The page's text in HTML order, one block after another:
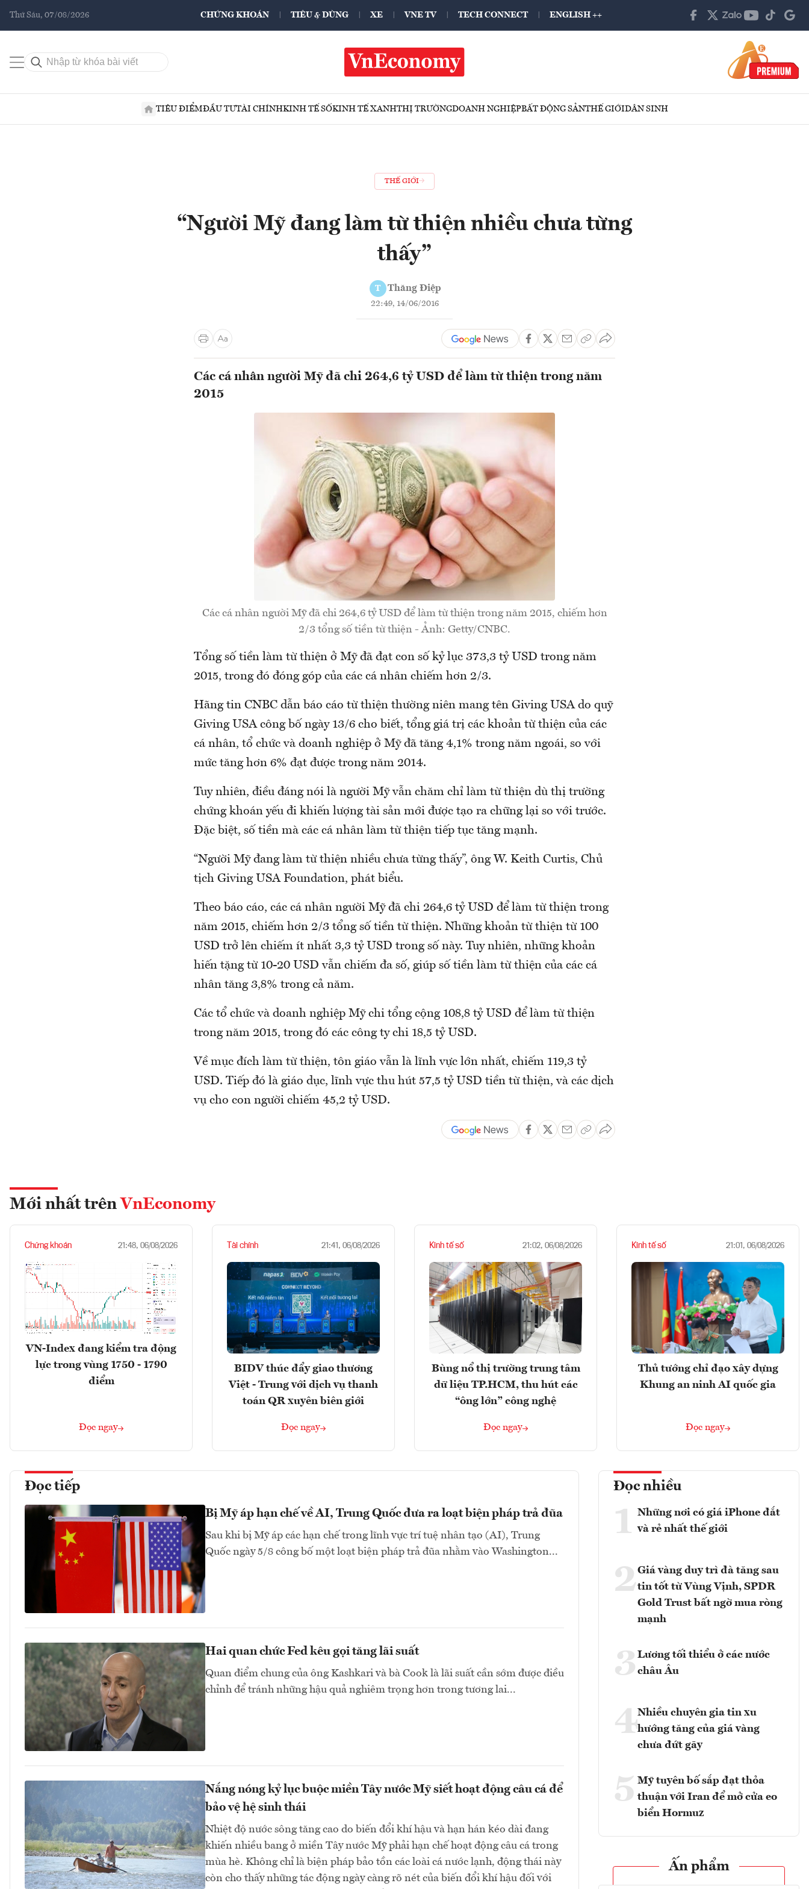
Thứ Sáu, 07/08/2026 CHỨNG KHOÁN TIÊU & DÙNG XE VNE TV TECH CONNECT ENGLISH ++
TIÊU ĐIỂMĐẦU TƯTÀI CHÍNHKINH TẾ SỐKINH TẾ XANHTHỊ TRƯỜNGDOANH NGHIỆPBẤT ĐỘNG SẢNTHẾ GIỚIDÂN SINH
THẾ GIỚI
“Người Mỹ đang làm từ thiện nhiều chưa từng
thấy”
T Thăng Điệp
22:49, 14/06/2016
Các cá nhân người Mỹ đã chi 264,6 tỷ USD để làm từ thiện trong năm
2015
Các cá nhân người Mỹ đã chi 264,6 tỷ USD để làm từ thiện trong năm 2015, chiếm hơn
2/3 tổng số tiền từ thiện - Ảnh: Getty/CNBC.
Tổng số tiền làm từ thiện ở Mỹ đã đạt con số kỷ lục 373,3 tỷ USD trong năm
2015, trong đó đóng góp của các cá nhân chiếm hơn 2/3.
Hãng tin CNBC dẫn báo cáo từ thiện thường niên mang tên Giving USA do quỹ
Giving USA công bố ngày 13/6 cho biết, tổng giá trị các khoản từ thiện của các
cá nhân, tổ chức và doanh nghiệp ở Mỹ đã tăng 4,1% trong năm ngoái, so với
mức tăng hơn 6% đạt được trong năm 2014.
Tuy nhiên, điều đáng nói là người Mỹ vẫn chăm chỉ làm từ thiện dù thị trường
chứng khoán yếu đi khiến lượng tài sản mới được tạo ra chững lại so với trước.
Đặc biệt, số tiền mà các cá nhân làm từ thiện tiếp tục tăng mạnh.
“Người Mỹ đang làm từ thiện nhiều chưa từng thấy”, ông W. Keith Curtis, Chủ
tịch Giving USA Foundation, phát biểu.
Theo báo cáo, các cá nhân người Mỹ đã chi 264,6 tỷ USD để làm từ thiện trong
năm 2015, chiếm hơn 2/3 tổng số tiền từ thiện. Những khoản từ thiện từ 100
USD trở lên chiếm ít nhất 3,3 tỷ USD trong số này. Tuy nhiên, những khoản
hiến tặng từ 10-20 USD vẫn chiếm đa số, giúp số tiền làm từ thiện của các cá
nhân tăng 3,8% trong cả năm.
Các tổ chức và doanh nghiệp Mỹ chi tổng cộng 108,8 tỷ USD để làm từ thiện
trong năm 2015, trong đó các công ty chi 18,5 tỷ USD.
Về mục đích làm từ thiện, tôn giáo vẫn là lĩnh vực lớn nhất, chiếm 119,3 tỷ
USD. Tiếp đó là giáo dục, lĩnh vực thu hút 57,5 tỷ USD tiền từ thiện, và các dịch
vụ cho con người chiếm 45,2 tỷ USD.
Mới nhất trên VnEconomy
Chứng khoán 21:48, 06/08/2026
VN-Index đang kiểm tra động
lực trong vùng 1750 - 1790
điểm
Đọc ngay
Tài chính 21:41, 06/08/2026
BIDV thúc đẩy giao thương
Việt - Trung với dịch vụ thanh
toán QR xuyên biên giới
Đọc ngay
Kinh tế số 21:02, 06/08/2026
Bùng nổ thị trường trung tâm
dữ liệu TP.HCM, thu hút các
“ông lớn” công nghệ
Đọc ngay
Kinh tế số 21:01, 06/08/2026
Thủ tướng chỉ đạo xây dựng
Khung an ninh AI quốc gia
Đọc ngay
Đọc tiếp
Bị Mỹ áp hạn chế về AI, Trung Quốc đưa ra loạt biện pháp trả đũa
Sau khi bị Mỹ áp các hạn chế trong lĩnh vực trí tuệ nhân tạo (AI), Trung
Quốc ngày 5/8 công bố một loạt biện pháp trả đũa nhằm vào Washington...
Hai quan chức Fed kêu gọi tăng lãi suất
Quan điểm chung của ông Kashkari và bà Cook là lãi suất cần sớm được điều
chỉnh để tránh những hậu quả nghiêm trọng hơn trong tương lai...
Nắng nóng kỷ lục buộc miền Tây nước Mỹ siết hoạt động câu cá để
bảo vệ hệ sinh thái
Nhiệt độ nước sông tăng cao do biến đổi khí hậu và hạn hán kéo dài đang
khiến nhiều bang ở miền Tây nước Mỹ phải hạn chế hoạt động câu cá trong
mùa hè. Không chỉ là biện pháp bảo tồn các loài cá nước lạnh, động thái này
còn cho thấy những tác động ngày càng rõ nét của biến đổi khí hậu đối với
Đọc nhiều
1 Những nơi có giá iPhone đắt
và rẻ nhất thế giới
2Giá vàng duy trì đà tăng sau
tin tốt từ Vùng Vịnh, SPDR
Gold Trust bất ngờ mua ròng
mạnh
3 Lương tối thiểu ở các nước
châu Âu
4Nhiều chuyên gia tin xu
hướng tăng của giá vàng
chưa đứt gãy
5 Mỹ tuyên bố sắp đạt thỏa
thuận với Iran để mở cửa eo
biển Hormuz
Ấn phẩm